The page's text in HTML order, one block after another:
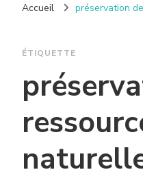
Accueil préservation
ÉTIQUETTE